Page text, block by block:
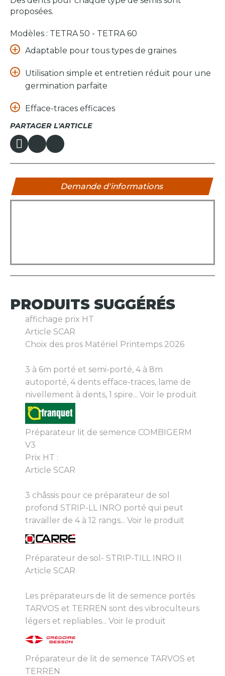
Adaptable pour tous types de graines
Utilisation simple et entretien réduit pour une
germination parfaite
Efface-traces efficaces
PARTAGER L'ARTICLE
proposées.
Modèles : TETRA 50 - TETRA 60
Demande d'informations
PRODUITS SUGGÉRÉS
affichage prix HT
Article SCAR
Choix des pros Matériel Printemps 2026
3 à 6m porté et semi-porté, 4 à 8m
autoporté, 4 dents efface-traces, lame de
nivellement à dents, 1 spire... Voir le produit
Préparateur lit de semence COMBIGERM
V3
Prix HT :
Article SCAR
3 châssis pour ce préparateur de sol
profond STRIP-LL INRO porté qui peut
travailler de 4 à 12 rangs... Voir le produit
Préparateur de sol- STRIP-TILL INRO II
Article SCAR
Les préparateurs de lit de semence portés
TARVOS et TERREN sont des vibroculteurs
légers et repliables... Voir le produit
Préparateur de lit de semence TARVOS et
TERREN